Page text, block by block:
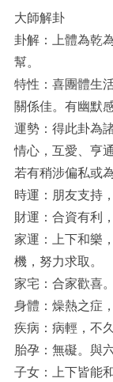
大師解卦
卦解：上體為乾
幫。
特性：喜團體生
關係佳。有幽默感
運勢：得此卦為
情心，互愛、亨
若有稍涉偏私或
時運：朋友支持
財運：合資有利
家運：上下和樂
機，努力求取。
家宅：合家歡喜。
身體：燥熱之症
疾病：病輕，不
胎孕：無礙。與
子女：上下皆能